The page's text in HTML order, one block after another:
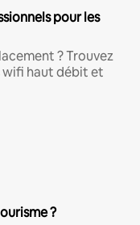
pour les
? Trouvez
wifi haut débit et
?